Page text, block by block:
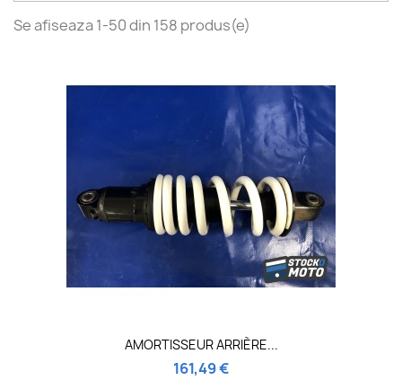
Se afiseaza 1-50 din 158 produs(e)
AMORTISSEUR ARRIÈRE...
161,49 €